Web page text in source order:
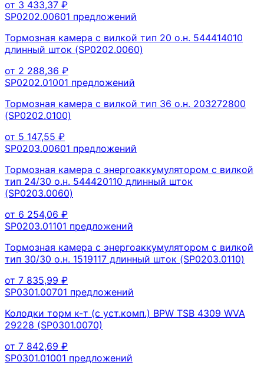
от 3 433,37 ₽
SP0202.00601 предложений
Тормозная камера с вилкой тип 20 о.н. 544414010
длинный шток (SP0202.0060)
от 2 288,36 ₽
SP0202.01001 предложений
Тормозная камера с вилкой тип 36 о.н. 203272800
(SP0202.0100)
от 5 147,55 ₽
SP0203.00601 предложений
Тормозная камера с энергоаккумулятором с вилкой
тип 24/30 о.н. 544420110 длинный шток
(SP0203.0060)
от 6 254,06 ₽
SP0203.01101 предложений
Тормозная камера с энергоаккумулятором с вилкой
тип 30/30 о.н. 1519117 длинный шток (SP0203.0110)
от 7 835,99 ₽
SP0301.00701 предложений
Колодки торм к-т (с уст.комп.) BPW TSB 4309 WVA
29228 (SP0301.0070)
от 7 842,69 ₽
SP0301.01001 предложений